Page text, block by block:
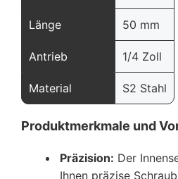
Länge 50 mm
Antrieb 1/4 Zoll
Material S2 Stahl
Produktmerkmale und
Präzision: Der
Ihnen präzise